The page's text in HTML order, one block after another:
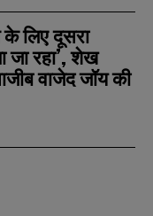
के लिए दूसरा
जा रहा’, शेख
वाजेद जॉय की